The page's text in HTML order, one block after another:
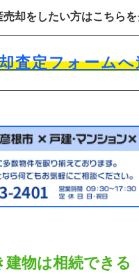
却をしたい方はこちら
査定フォーム
建物は相続できる